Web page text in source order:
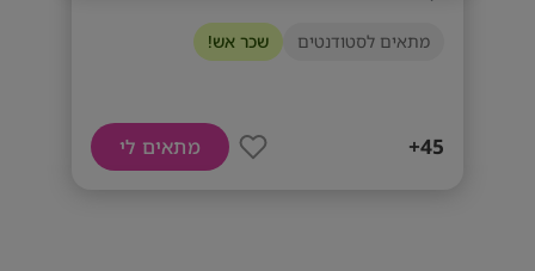
דרישות המשרה
מתאים לסטודנטים שכר אש!
45+ מתאים לי